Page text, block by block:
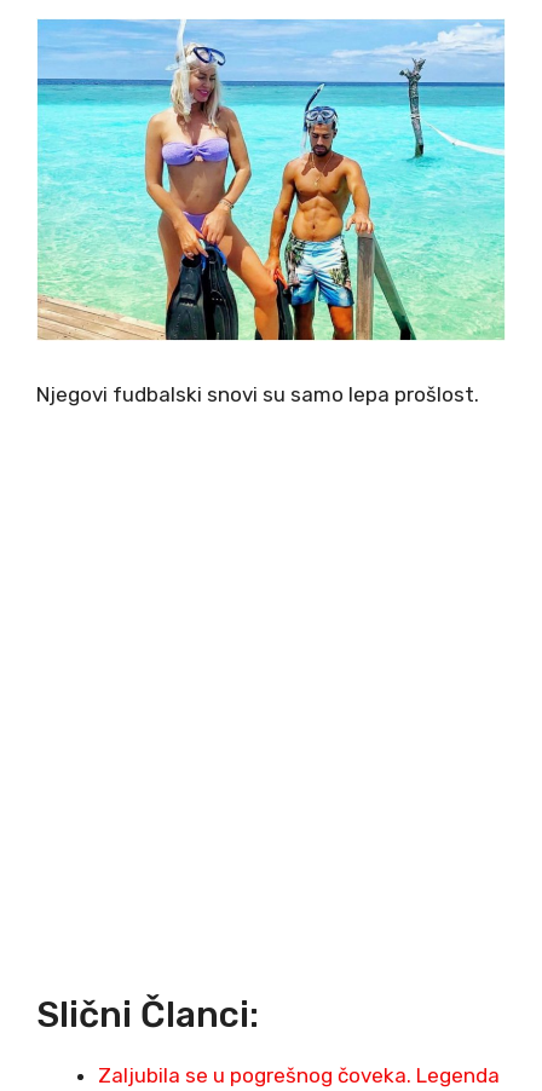
Njegovi fudbalski snovi su samo lepa prošlost.
Slični Članci:
Zaljubila se u pogrešnog čoveka. Legenda